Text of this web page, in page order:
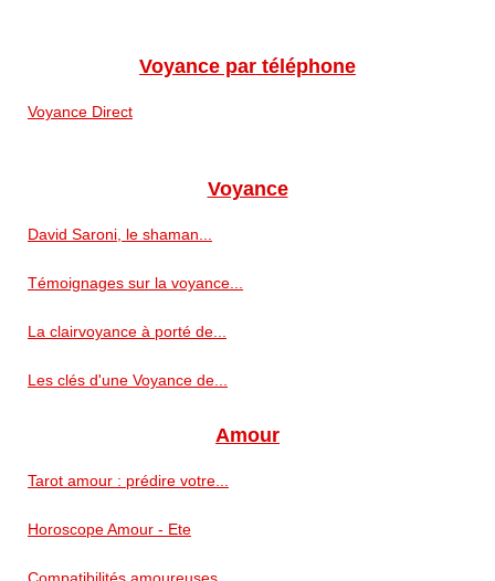
Voyance par téléphone
Voyance Direct
Voyance
David Saroni, le shaman...
Témoignages sur la voyance...
La clairvoyance à porté de...
Les clés d'une Voyance de...
Amour
Tarot amour : prédire votre...
Horoscope Amour - Ete